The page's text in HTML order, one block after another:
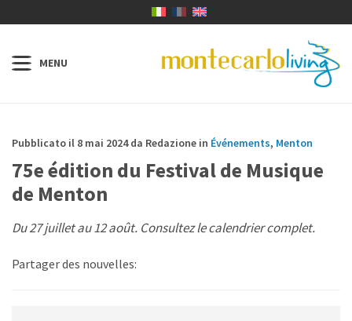
Pubblicato il 8 mai 2024 da Redazione in Événements, Menton
75e édition du Festival de Musique
de Menton
Du 27 juillet au 12 août. Consultez le calendrier complet.
Partager des nouvelles: